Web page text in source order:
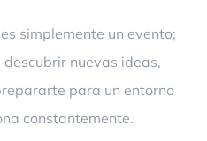
simplemente un evento;
nuevas ideas,
para un entorno
constantemente.